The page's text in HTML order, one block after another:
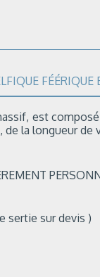
FÉÉRIQUE
est
la longueur de
sertie sur devis )